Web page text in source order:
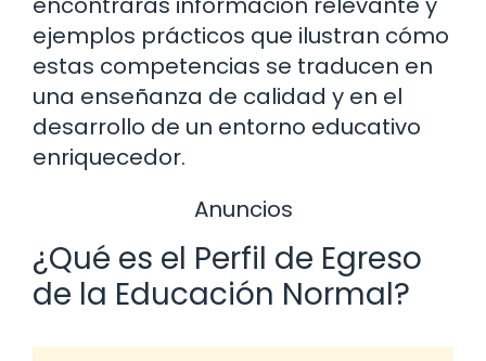
ejemplos prácticos que ilustran cómo
estas competencias se traducen en
una enseñanza de calidad y en el
desarrollo de un entorno educativo
enriquecedor.
Anuncios
¿Qué es el Perfil de Egreso
de la Educación Normal?